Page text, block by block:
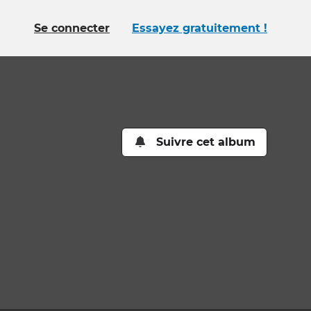
Se connecter Essayez gratuitement !
Suivre cet album